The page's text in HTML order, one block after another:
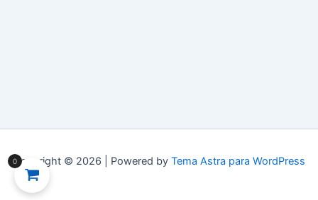
Copyright © 2026 | Powered by Tema Astra para WordPress
0